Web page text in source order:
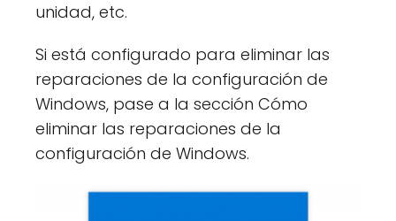
unidad, etc.
Si está configurado para eliminar las
reparaciones de la configuración de
Windows, pase a la sección Cómo
eliminar las reparaciones de la
configuración de Windows.